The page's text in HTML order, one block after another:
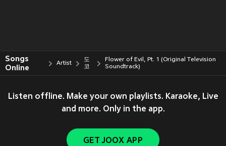
Songs
Online
Artist
도
코
Flower of Evil, Pt. 1 (Original Television
Soundtrack)
Listen offline. Make your own playlists. Karaoke, Live
and more. Only in the app.
GET JOOX APP